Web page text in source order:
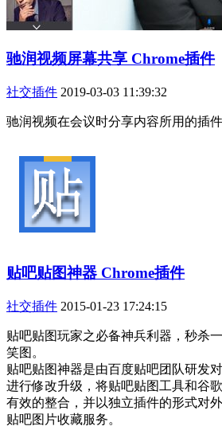
驰润视频屏幕共享 Chrome插件
社交插件 2019-03-03 11:39:32
驰润视频在会议时分享内容所用的插件
贴吧贴图神器 Chrome插件
社交插件 2015-01-23 17:24:15
贴吧贴图玩家之必备神兵利器，秒杀
笑图。
贴吧贴图神器是由百度贴吧团队研发
进行修改升级，将贴吧贴图工具和谷
有效的整合，并以独立插件的形式对
贴吧图片收藏服务。